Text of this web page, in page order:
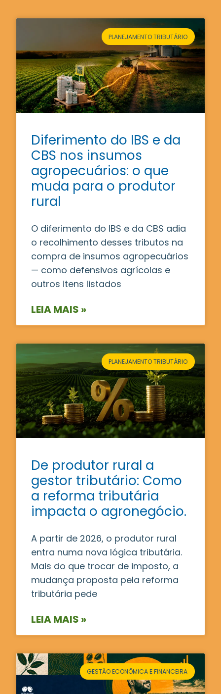
PLANEJAMENTO TRIBUTÁRIO
Diferimento do IBS e da
CBS nos insumos
agropecuários: o que
muda para o produtor
rural
O diferimento do IBS e da CBS adia
o recolhimento desses tributos na
compra de insumos agropecuários
— como defensivos agrícolas e
outros itens listados
LEIA MAIS »
PLANEJAMENTO TRIBUTÁRIO
De produtor rural a
gestor tributário: Como
a reforma tributária
impacta o agronegócio.
A partir de 2026, o produtor rural
entra numa nova lógica tributária.
Mais do que trocar de imposto, a
mudança proposta pela reforma
tributária pede
LEIA MAIS »
GESTÃO ECONÔMICA E FINANCEIRA